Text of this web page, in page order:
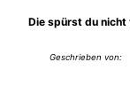
Die spürst du nicht
Geschrieben von: